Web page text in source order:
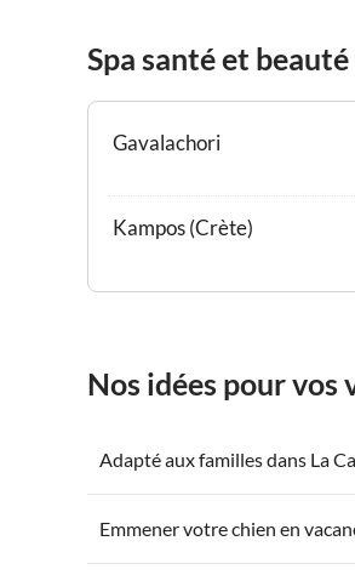
Spa santé et
Gavalachori
Kampos (Crète)
Nos idées pour vos